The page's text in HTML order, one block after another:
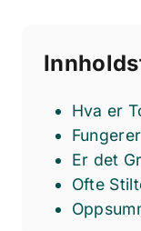
Hva er
Er det
Ofte